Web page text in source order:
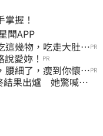
握！
娛樂星聞APP
這幾物，吃走大肚
PR
愛妳！ PR
腰細了，瘦到你懷疑PR
結果出爐 她驚喊：